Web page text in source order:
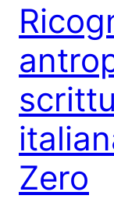
Zero